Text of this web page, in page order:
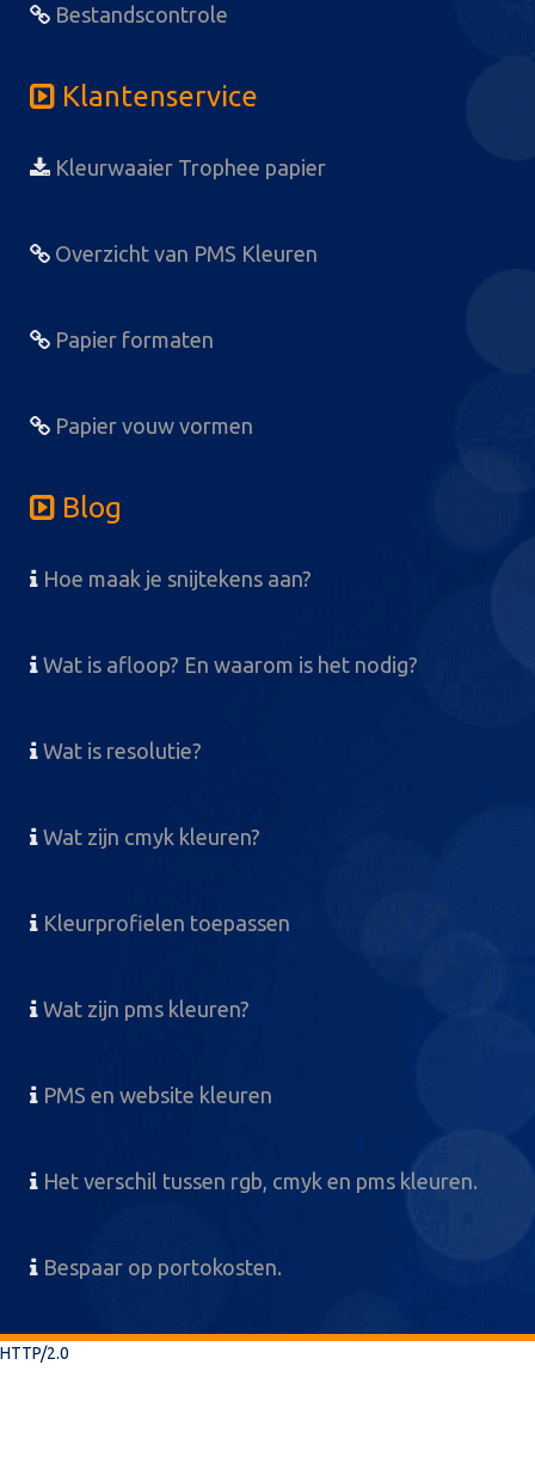
Bestandscontrole
Klantenservice
Kleurwaaier Trophee papier
Overzicht van PMS Kleuren
Papier formaten
Papier vouw vormen
Blog
Hoe maak je snijtekens aan?
Wat is afloop? En waarom is het nodig?
Wat is resolutie?
Wat zijn cmyk kleuren?
Kleurprofielen toepassen
Wat zijn pms kleuren?
PMS en website kleuren
Het verschil tussen rgb, cmyk en pms kleuren.
Bespaar op portokosten.
HTTP/2.0